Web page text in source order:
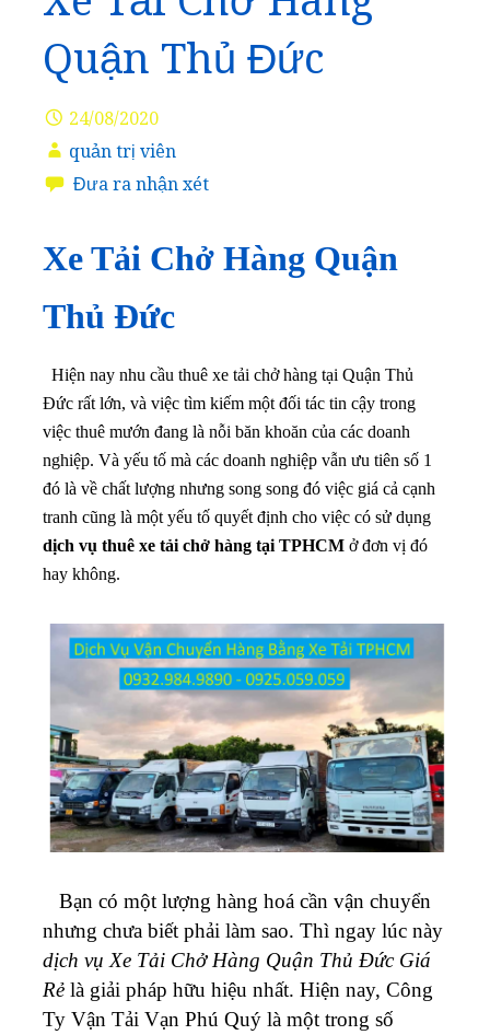
Quận Thủ Đức
24/08/2020
quản trị viên
Đưa ra nhận xét
Xe Tải Chở Hàng Quận
Thủ Đức
Hiện nay nhu cầu thuê xe tải chở hàng tại Quận Thủ
Đức rất lớn, và việc tìm kiếm một đối tác tin cậy trong
việc thuê mướn đang là nỗi băn khoăn của các doanh
nghiệp. Và yếu tố mà các doanh nghiệp vẫn ưu tiên số 1
đó là về chất lượng nhưng song song đó việc giá cả cạnh
tranh cũng là một yếu tố quyết định cho việc có sử dụng
dịch vụ thuê xe tải chở hàng tại TPHCM ở đơn vị đó
hay không.
Bạn có một lượng hàng hoá cần vận chuyển
nhưng chưa biết phải làm sao. Thì ngay lúc này
dịch vụ Xe Tải Chở Hàng Quận Thủ Đức Giá
Rẻ là giải pháp hữu hiệu nhất. Hiện nay, Công
Ty Vận Tải Vạn Phú Quý là một trong số